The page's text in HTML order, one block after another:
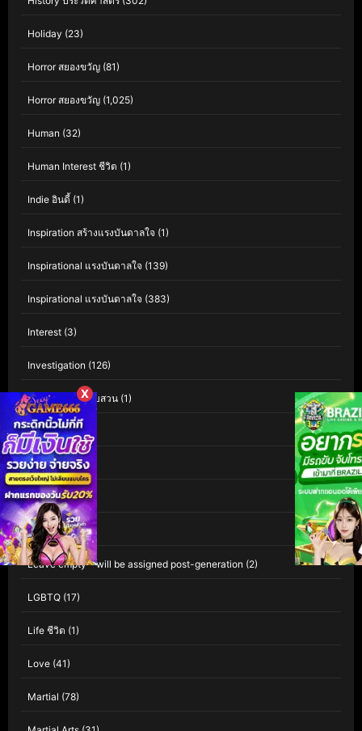
Holiday (23)
Horror สยองขวัญ (81)
Horror สยองขวัญ (1,025)
Human (32)
Human Interest ชีวิต (1)
Indie อินดี้ (1)
Inspiration สร้างแรงบันดาลใจ (1)
Inspirational แรงบันดาลใจ (139)
Inspirational แรงบันดาลใจ (383)
Interest (3)
Investigation (126)
Investigation สืบสวน (1)
iQIYI(60)
Isekai(1)
Kaiju(1)
Kids(80)
Leave empty – will be assigned post-generation (2)
LGBTQ (17)
Life ชีวิต (1)
Love (41)
Martial (78)
X